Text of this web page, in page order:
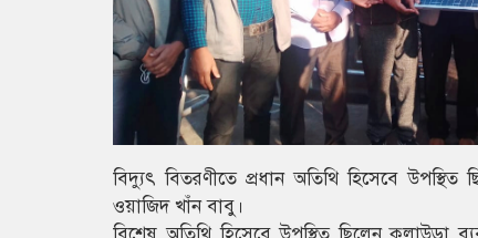
বিদ্যুৎ বিতরণীতে প্রধান অতিথি হিসেবে
ওয়াজিদ খাঁন বাবু।